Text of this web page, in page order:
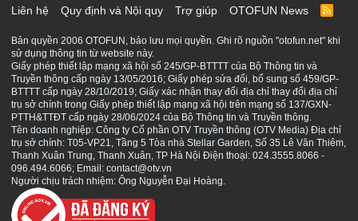
Liên hệ
Quy định và Nội quy Trợ giúp OTOFUN News
R
S
Bản quyền 2006 OTOFUN, bảo lưu mọi quyền. Ghi rõ nguồn "otofun.net" khi
sử dụng thông tin từ website này.
Giấy phép thiết lập mạng xã hội số 245/GP-BTTTT của Bộ Thông tin và
Truyền thông cấp ngày 13/05/2016; Giấy phép sửa đổi, bổ sung số 459/GP-
BTTTT cấp ngày 28/10/2019; Giấy xác nhận thay đổi địa chỉ thay đổi địa chỉ
trụ sở chính trong Giấy phép thiết lập mạng xã hội trên mạng số 137/GXN-
PTTH&TTĐT cấp ngày 28/06/2024 của Bộ Thông tin và Truyền thông.
Tên doanh nghiệp: Công ty Cổ phần OTV Truyền thông (OTV Media) Địa chỉ
trụ sở chính: T05-VP21, Tầng 5 Tòa nhà Stellar Garden, Số 35 Lê Văn Thiêm,
Thanh Xuân Trung, Thanh Xuân, TP Hà Nội Điện thoại: 024.3555.8066 -
096.494.6066; Email: contact@otv.vn
Người chịu trách nhiệm: Ông Nguyễn Đại Hoàng.